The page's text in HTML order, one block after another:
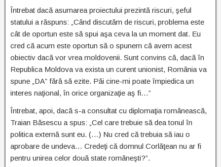
Întrebat dacă asumarea proiectului prezintă riscuri, şeful
statului a răspuns: „Când discutăm de riscuri, problema este
cât de oportun este să spui aşa ceva la un moment dat. Eu
cred că acum este oportun să o spunem că avem acest
obiectiv dacă vor vrea moldovenii. Sunt convins că, dacă în
Republica Moldova va exista un curent unionist, România va
spune „DA” fără să ezite. Păi cine-mi poate împiedica un
interes naţional, în orice organizaţie aş fi…”
Întrebat, apoi, dacă s-a consultat cu diplomaţia românească,
Traian Băsescu a spus: „Cel care trebuie să dea tonul în
politica externă sunt eu. (…) Nu cred că trebuia să iau o
aprobare de undeva… Credeţi că domnul Corlăţean nu ar fi
pentru unirea celor două state româneşti?”.